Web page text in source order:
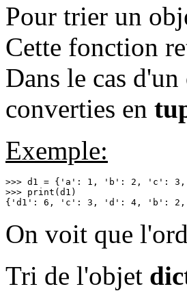
Pour trier un
Cette fonction
Dans le cas
converties en
Exemple:
>>> d1 = {'a': 1, 'b': 2, 'c':
>>> print(d1)
{'d1': 6, 'c': 3, 'd': 4, 'b': 2,
On voit que
Tri de l'objet